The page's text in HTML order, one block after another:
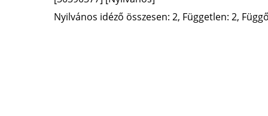
Nyilvános idéző összesen: 2, Független: 2,